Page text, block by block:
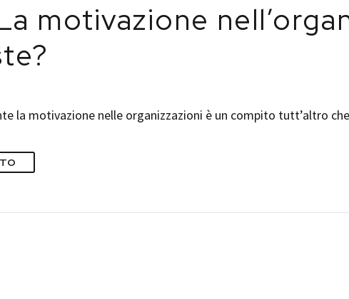
motivazione
la motivazione nelle organizzazioni è un compito tutt’altro